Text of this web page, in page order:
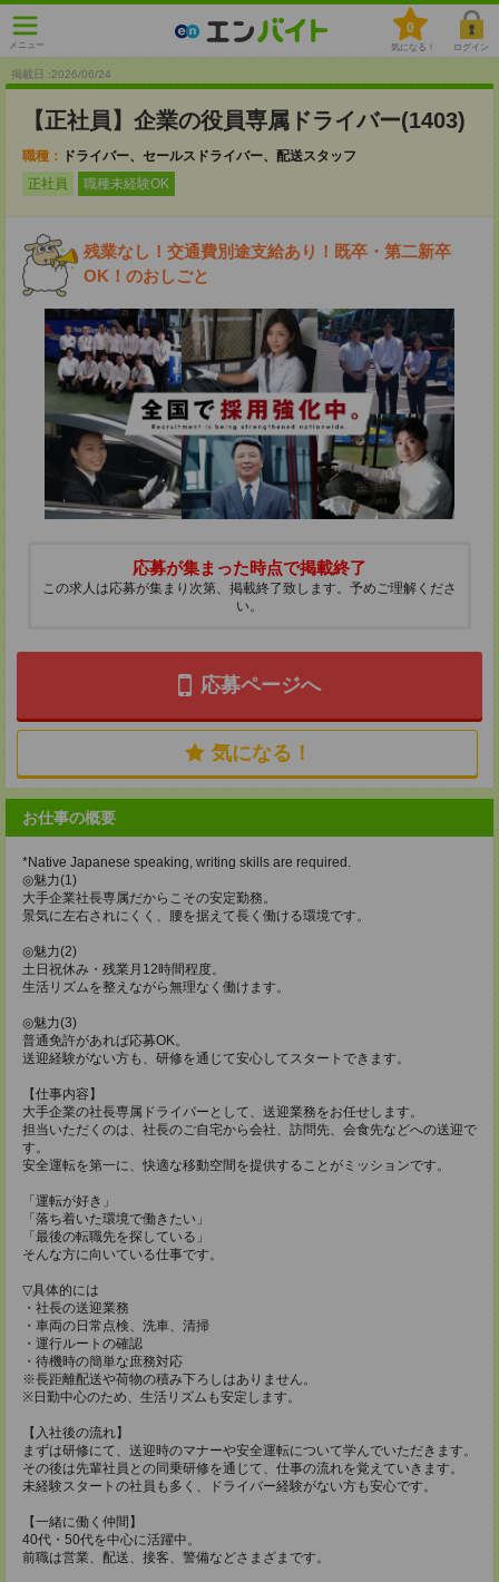
メニュー
0
気になる！ ログイン
掲載日 :2026/06/24
【正社員】企業の役員専属ドライバー(1403)
職種：
ドライバー、セールスドライバー、配送スタッフ
正社員
職種未経験OK
残業なし！交通費別途支給あり！既卒・第二新卒
OK！のおしごと
応募が集まった時点で掲載終了
この求人は応募が集まり次第、掲載終了致します。予めご理解くださ
い。
応募ページへ
気になる！
お仕事の概要
*Native Japanese speaking, writing skills are required.
◎魅力(1)
大手企業社長専属だからこその安定勤務。
景気に左右されにくく、腰を据えて長く働ける環境です。
◎魅力(2)
土日祝休み・残業月12時間程度。
生活リズムを整えながら無理なく働けます。
◎魅力(3)
普通免許があれば応募OK。
送迎経験がない方も、研修を通じて安心してスタートできます。
【仕事内容】
大手企業の社長専属ドライバーとして、送迎業務をお任せします。
担当いただくのは、社長のご自宅から会社、訪問先、会食先などへの送迎で
す。
安全運転を第一に、快適な移動空間を提供することがミッションです。
「運転が好き」
「落ち着いた環境で働きたい」
「最後の転職先を探している」
そんな方に向いている仕事です。
▽具体的には
・社長の送迎業務
・車両の日常点検、洗車、清掃
・運行ルートの確認
・待機時の簡単な庶務対応
※長距離配送や荷物の積み下ろしはありません。
※日勤中心のため、生活リズムも安定します。
【入社後の流れ】
まずは研修にて、送迎時のマナーや安全運転について学んでいただきます。
その後は先輩社員との同乗研修を通じて、仕事の流れを覚えていきます。
未経験スタートの社員も多く、ドライバー経験がない方も安心です。
【一緒に働く仲間】
40代・50代を中心に活躍中。
前職は営業、配送、接客、警備などさまざまです。